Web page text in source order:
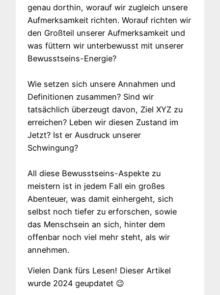
genau dorthin, worauf wir zugleich unsere
Aufmerksamkeit richten. Worauf richten wir
den Großteil unserer Aufmerksamkeit und
was füttern wir unterbewusst mit unserer
Bewusstseins-Energie?
Wie setzen sich unsere Annahmen und
Definitionen zusammen? Sind wir
tatsächlich überzeugt davon, Ziel XYZ zu
erreichen? Leben wir diesen Zustand im
Jetzt? Ist er Ausdruck unserer
Schwingung?
All diese Bewusstseins-Aspekte zu
meistern ist in jedem Fall ein großes
Abenteuer, was damit einhergeht, sich
selbst noch tiefer zu erforschen, sowie
das Menschsein an sich, hinter dem
offenbar noch viel mehr steht, als wir
annehmen.
Vielen Dank fürs Lesen! Dieser Artikel
wurde 2024 geupdatet 😉